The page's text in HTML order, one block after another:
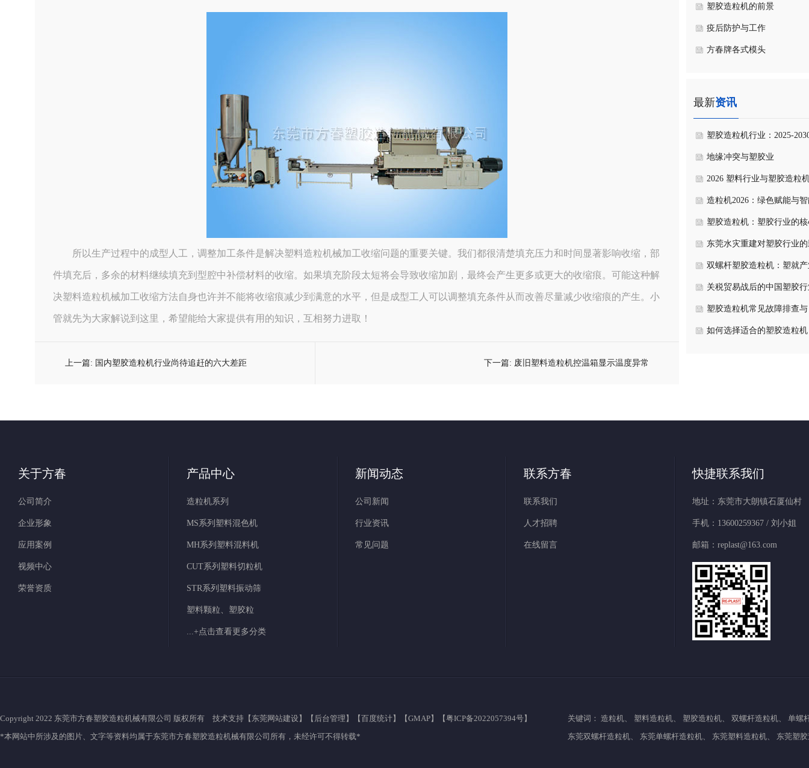
所以生产过程中的成型人工，调整加工条件是解决塑料造粒机械加工收缩问题的重要关键。我们都很清楚填充压力和时间显著影响收缩，部
件填充后，多余的材料继续填充到型腔中补偿材料的收缩。如果填充阶段太短将会导致收缩加剧，最终会产生更多或更大的收缩痕。可能这种解
决塑料造粒机械加工收缩方法自身也许并不能将收缩痕减少到满意的水平，但是成型工人可以调整填充条件从而改善尽量减少收缩痕的产生。小
管就先为大家解说到这里，希望能给大家提供有用的知识，互相努力进取！
上一篇: 国内塑胶造粒机行业尚待追赶的六大差距 下一篇: 废旧塑料造粒机控温箱显示温度异常
塑胶造粒机的前景
疫后防护与工作
方春牌各式模头
最新资讯
塑胶造粒机行业：2025-
前景洞察与核心价值深耕
地缘冲突与塑胶业
2026 塑料行业与塑胶造粒
风向与展望
造粒机2026：绿色赋能与
新，开启产业新生态
塑胶造粒机：塑胶行业的
动力与未来展望
东莞水灾重建对塑胶行业
响：短期冲击与长期机遇
双螺杆塑胶造粒机：塑就
新的核心力量
关税贸易战后的中国塑胶
塑胶造粒机常见故障排查
维护指南
如何选择适合的塑胶造粒
关于方春
公司简介
企业形象
应用案例
视频中心
荣誉资质
产品中心
造粒机系列
MS系列塑料混色机
MH系列塑料混料机
CUT系列塑料切粒机
STR系列塑料振动筛
塑料颗粒、塑胶粒
...+点击查看更多分类
新闻动态
公司新闻
行业资讯
常见问题
联系方春
联系我们
人才招聘
在线留言
快捷联系我们
地址：东莞市大朗镇石厦仙村
手机：13600259367 / 刘小姐
邮箱：replast@163.com
Copyright 2022 东莞市方春塑胶造粒机械有限公司 版权所有 技术支持【 东莞网站建设】【 后台管理 】【百度统计】【GMAP】【粤ICP备2022057394号】
*本网站中所涉及的图片、文字等资料均属于东莞市方春塑胶造粒机械有限公司所有，未经许可不得转载*
关键词： 造粒机、 塑料造粒机、 塑胶造粒机、 双螺杆造粒机、 单螺
东莞双螺杆造粒机、 东莞单螺杆造粒机、 东莞塑料造粒机、 东莞塑